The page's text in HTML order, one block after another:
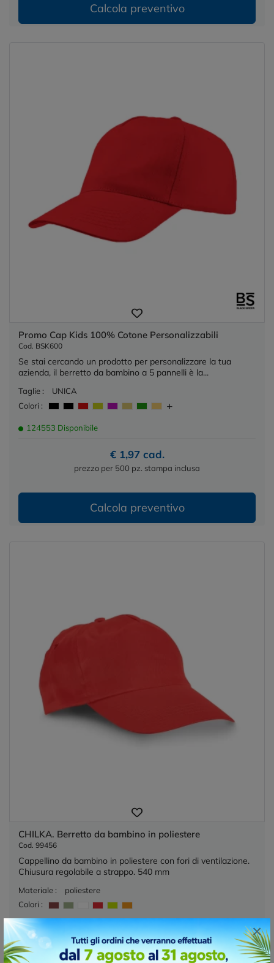
×
Calcola preventivo
Promo Cap Kids 100% Cotone Personalizzabili
Cod. BSK600
Se stai cercando un prodotto per personalizzare la tua
azienda, il berretto da bambino a 5 pannelli è la...
Taglie :
UNICA
Colori :
124553 Disponibile
€ 1,97 cad.
prezzo per 500 pz. stampa inclusa
Calcola preventivo
CHILKA. Berretto da bambino in poliestere
Cod. 99456
Cappellino da bambino in poliestere con fori di ventilazione.
Chiusura regolabile a strappo. 540 mm
Materiale :
poliestere
Colori :
80819 Disponibile
€ 2,00 cad.